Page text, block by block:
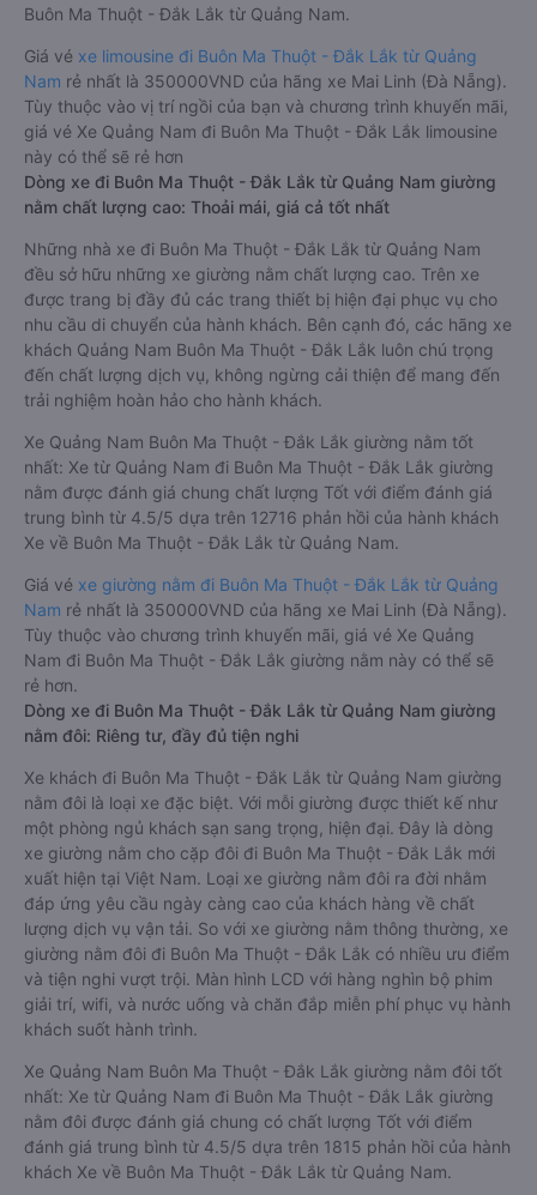
Buôn Ma Thuột - Đắk Lắk từ Quảng Nam.
Giá vé xe limousine đi Buôn Ma Thuột - Đắk Lắk từ Quảng
Nam rẻ nhất là 350000VND của hãng xe Mai Linh (Đà Nẵng).
Tùy thuộc vào vị trí ngồi của bạn và chương trình khuyến mãi,
giá vé Xe Quảng Nam đi Buôn Ma Thuột - Đắk Lắk limousine
này có thể sẽ rẻ hơn
Dòng xe đi Buôn Ma Thuột - Đắk Lắk từ Quảng Nam giường
nằm chất lượng cao: Thoải mái, giá cả tốt nhất
Những nhà xe đi Buôn Ma Thuột - Đắk Lắk từ Quảng Nam
đều sở hữu những xe giường nằm chất lượng cao. Trên xe
được trang bị đầy đủ các trang thiết bị hiện đại phục vụ cho
nhu cầu di chuyển của hành khách. Bên cạnh đó, các hãng xe
khách Quảng Nam Buôn Ma Thuột - Đắk Lắk luôn chú trọng
đến chất lượng dịch vụ, không ngừng cải thiện để mang đến
trải nghiệm hoàn hảo cho hành khách.
Xe Quảng Nam Buôn Ma Thuột - Đắk Lắk giường nằm tốt
nhất: Xe từ Quảng Nam đi Buôn Ma Thuột - Đắk Lắk giường
nằm được đánh giá chung chất lượng Tốt với điểm đánh giá
trung bình từ 4.5/5 dựa trên 12716 phản hồi của hành khách
Xe về Buôn Ma Thuột - Đắk Lắk từ Quảng Nam.
Giá vé xe giường nằm đi Buôn Ma Thuột - Đắk Lắk từ Quảng
Nam rẻ nhất là 350000VND của hãng xe Mai Linh (Đà Nẵng).
Tùy thuộc vào chương trình khuyến mãi, giá vé Xe Quảng
Nam đi Buôn Ma Thuột - Đắk Lắk giường nằm này có thể sẽ
rẻ hơn.
Dòng xe đi Buôn Ma Thuột - Đắk Lắk từ Quảng Nam giường
nằm đôi: Riêng tư, đầy đủ tiện nghi
Xe khách đi Buôn Ma Thuột - Đắk Lắk từ Quảng Nam giường
nằm đôi là loại xe đặc biệt. Với mỗi giường được thiết kế như
một phòng ngủ khách sạn sang trọng, hiện đại. Đây là dòng
xe giường nằm cho cặp đôi đi Buôn Ma Thuột - Đắk Lắk mới
xuất hiện tại Việt Nam. Loại xe giường nằm đôi ra đời nhằm
đáp ứng yêu cầu ngày càng cao của khách hàng về chất
lượng dịch vụ vận tải. So với xe giường nằm thông thường, xe
giường nằm đôi đi Buôn Ma Thuột - Đắk Lắk có nhiều ưu điểm
và tiện nghi vượt trội. Màn hình LCD với hàng nghìn bộ phim
giải trí, wifi, và nước uống và chăn đắp miễn phí phục vụ hành
khách suốt hành trình.
Xe Quảng Nam Buôn Ma Thuột - Đắk Lắk giường nằm đôi tốt
nhất: Xe từ Quảng Nam đi Buôn Ma Thuột - Đắk Lắk giường
nằm đôi được đánh giá chung có chất lượng Tốt với điểm
đánh giá trung bình từ 4.5/5 dựa trên 1815 phản hồi của hành
khách Xe về Buôn Ma Thuột - Đắk Lắk từ Quảng Nam.